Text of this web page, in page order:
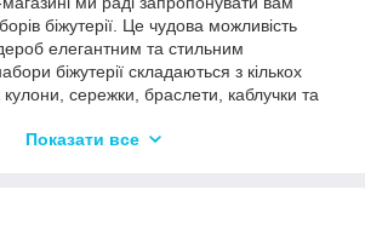
біжутерії. Це чудова можливість
елегантним та стильним
біжутерії складаються з кількох
кулони, сережки, браслети, каблучки та
виготовлені з високоякісних
Показати все